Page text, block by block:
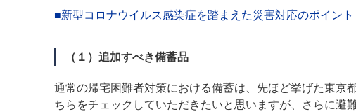
■新型コロナウイルス感染症を踏まえた災害対応のポイント
（１）追加すべき備蓄品
通常の帰宅困難者対策における備蓄は、先ほど挙げた東京
ちらをチェックしていただきたいと思いますが、さらに避